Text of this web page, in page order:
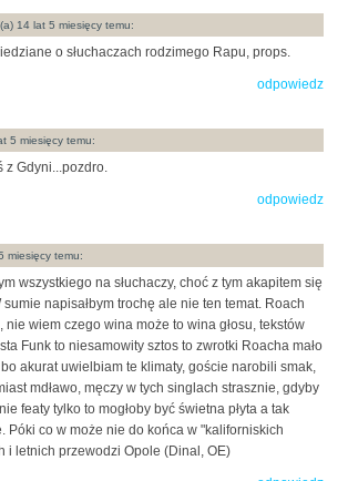
14 lat 5 miesięcy temu:
o słuchaczach rodzimego Rapu, props.
odpowiedz
5 miesięcy temu:
z Gdyni...pozdro.
odpowiedz
miesięcy temu:
wszystkiego na słuchaczy, choć z tym akapitem się
sumie napisałbym trochę ale nie ten temat. Roach
nie wiem czego wina może to wina głosu, tekstów
Funk to niesamowity sztos to zwrotki Roacha mało
akurat uwielbiam te klimaty, goście narobili smak,
mdławo, męczy w tych singlach strasznie, gdyby
featy tylko to mogłoby być świetna płyta a tak
Póki co w może nie do końca w "kaliforniskich
i letnich przewodzi Opole (Dinal, OE)